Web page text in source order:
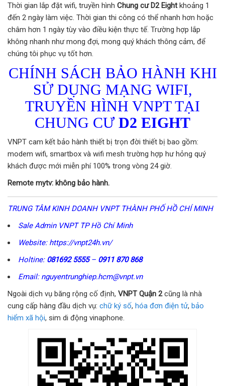
Thời gian lắp đặt wifi, truyền hình Chung cư D2 Eightkhoảng 1
đến 2 ngày làm việc. Thời gian thi công có thể nhanh hơn hoặc
châm hơn 1 ngày tùy vào điều kiện thực tế. Trường hợp lắp
không nhanh như mong đợi, mong quý khách thông cảm, để
chúng tôi phục vụ tốt hơn.
CHÍNH SÁCH BẢO HÀNH KHI
SỬ DỤNG MẠNG WIFI,
TRUYỀN HÌNH VNPT TẠI
CHUNG CƯ D2 EIGHT
VNPT cam kết bảo hành thiết bị trọn đời thiết bị bao gồm:
modem wifi, smartbox và wifi mesh trường hợp hư hỏng quý
khách được mới miễn phí 100% trong vòng 24 giờ.
Remote mytv: không bảo hành.
TRUNG TÂM KINH DOANH VNPT THÀNH PHỐ HỒ CHÍ MINH
Sale Admin VNPT TP Hồ Chí Minh
Website: https://vnpt24h.vn/
Holtine: 081692 5555– 0911 870 868
Email: nguyentrunghiep.hcm@vnpt.vn
Ngoài dịch vụ băng rộng cố định, VNPT Quận 2cũng là nhà
cung cấp hàng đầu dịch vụ: chữ ký số, hóa đơn điện tử, bảo
hiểm xã hội, sim di động vinaphone.